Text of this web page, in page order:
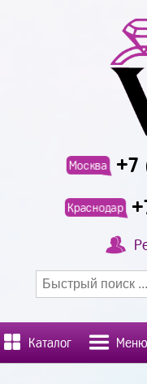
Москва +7
Краснодар
Каталог Меню